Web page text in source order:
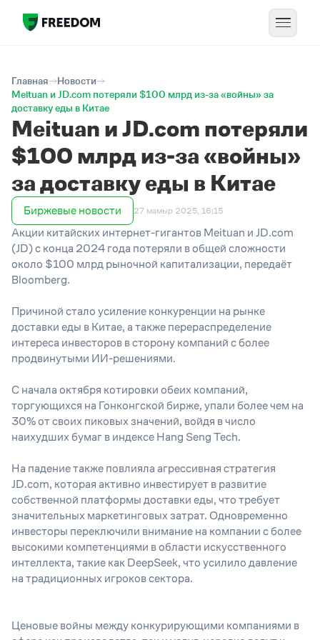
Главная
Новости
Meituan и JD.com потеряли $100 млрд из-за «войны» за
доставку еды в Китае
Meituan и JD.com потеряли
$100 млрд из-за «войны»
за доставку еды в Китае
Биржевые новости 27 мамыр 2025, 16:15
Акции китайских интернет-гигантов Meituan и JD.com
(JD) с конца 2024 года потеряли в общей сложности
около $100 млрд рыночной капитализации, передаёт
Bloomberg.
Причиной стало усиление конкуренции на рынке
доставки еды в Китае, а также перераспределение
интереса инвесторов в сторону компаний с более
продвинутыми ИИ-решениями.
С начала октября котировки обеих компаний,
торгующихся на Гонконгской бирже, упали более чем на
30% от своих пиковых значений, войдя в число
наихудших бумаг в индексе Hang Seng Tech.
На падение также повлияла агрессивная стратегия
JD.com, которая активно инвестирует в развитие
собственной платформы доставки еды, что требует
значительных маркетинговых затрат. Одновременно
инвесторы переключили внимание на компании с более
высокими компетенциями в области искусственного
интеллекта, такие как DeepSeek, что усилило давление
на традиционных игроков сектора.
Ценовые войны между конкурирующими компаниями в